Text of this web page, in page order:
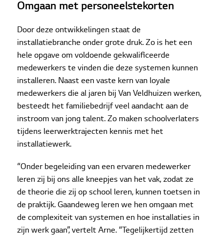
Omgaan met personeelstekorten
Door deze ontwikkelingen staat de
installatiebranche onder grote druk. Zo is het een
hele opgave om voldoende gekwalificeerde
medewerkers te vinden die deze systemen kunnen
installeren. Naast een vaste kern van loyale
medewerkers die al jaren bij Van Veldhuizen werken,
besteedt het familiebedrijf veel aandacht aan de
instroom van jong talent. Zo maken schoolverlaters
tijdens leerwerktrajecten kennis met het
installatiewerk.
“Onder begeleiding van een ervaren medewerker
leren zij bij ons alle kneepjes van het vak, zodat ze
de theorie die zij op school leren, kunnen toetsen in
de praktijk. Gaandeweg leren we hen omgaan met
de complexiteit van systemen en hoe installaties in
zijn werk gaan”, vertelt Arne. “Tegelijkertijd zetten